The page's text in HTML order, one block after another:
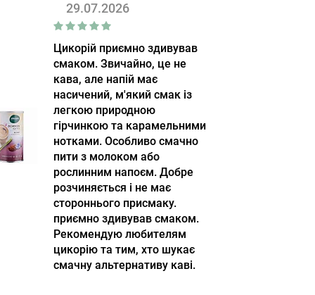
29.07.2026
Цикорій приємно здивував
смаком. Звичайно, це не
кава, але напій має
насичений, м'який смак із
легкою природною
гірчинкою та карамельними
нотками. Особливо смачно
пити з молоком або
рослинним напоєм. Добре
розчиняється і не має
стороннього присмаку.
приємно здивував смаком.
Рекомендую любителям
цикорію та тим, хто шукає
смачну альтернативу каві.